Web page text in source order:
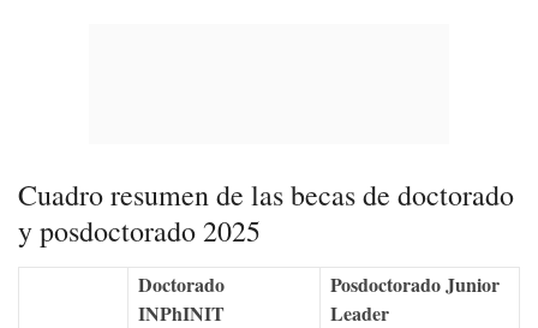
Cuadro resumen de las becas de doctorado
y posdoctorado 2025
Doctorado
INPhINIT
Posdoctorado Junior
Leader